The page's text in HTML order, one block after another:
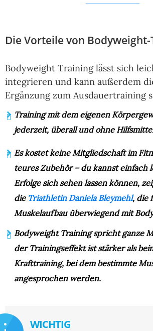
Die Vorteile von
Bodyweight Training lässt sich
integrieren und kann außerdem
Ergänzung zum Ausdauertraining
Training mit dem eigenen
jederzeit, überall und ohne
Es kostet keine Mitgliedschaft im
teures Zubehör – du kannst einfach
Erfolge sich sehen lassen können,
die Triathletin Daniela Bleymehl, die
Muskelaufbau überwiegend mit
Bodyweight Training spricht ganze
der Trainingseffekt ist stärker als
Krafttraining, bei dem bestimmte
angesprochen werden.
WICHTIG